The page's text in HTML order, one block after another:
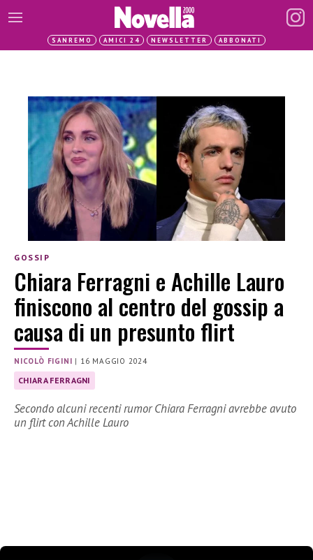
SANREMO AMICI 24 NEWSLETTER ABBONATI
GOSSIP
Chiara Ferragni e Achille Lauro
finiscono al centro del gossip a
causa di un presunto flirt
NICOLÒ FIGINI | 16 MAGGIO 2024
CHIARA FERRAGNI
Secondo alcuni recenti rumor Chiara Ferragni avrebbe avuto
un flirt con Achille Lauro